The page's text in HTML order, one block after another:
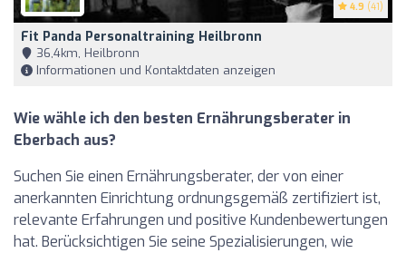
4.9 (41)
Fit Panda Personaltraining Heilbronn
36,4km, Heilbronn
Informationen und Kontaktdaten anzeigen
Wie wähle ich den besten Ernährungsberater in
Eberbach aus?
Suchen Sie einen Ernährungsberater, der von einer
anerkannten Einrichtung ordnungsgemäß zertifiziert ist,
relevante Erfahrungen und positive Kundenbewertungen
hat. Berücksichtigen Sie seine Spezialisierungen, wie